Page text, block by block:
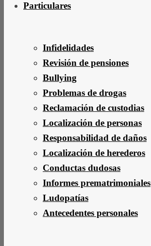
Particulares
Infidelidades
Revisión de pensiones
Bullying
Problemas de drogas
Reclamación de custodias
Localización de personas
Responsabilidad de daños
Localización de herederos
Conductas dudosas
Informes prematrimoniales
Ludopatías
Antecedentes personales